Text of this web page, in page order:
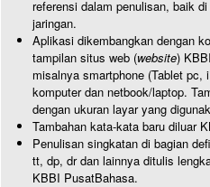
referensi dalam penulisan, baik
jaringan.
Aplikasi dikembangkan dengan
tampilan situs web (website)
misalnya smartphone (Tablet pc,
komputer dan netbook/laptop.
dengan ukuran layar yang
Tambahan kata-kata baru diluar
Penulisan singkatan di bagian
tt, dp, dr dan lainnya ditulis
KBBI PusatBahasa.